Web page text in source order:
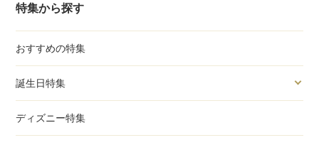
特集から探す
おすすめの特集
誕生日特集
ディズニー特集